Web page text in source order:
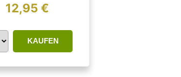
12,95 €
KAUFEN